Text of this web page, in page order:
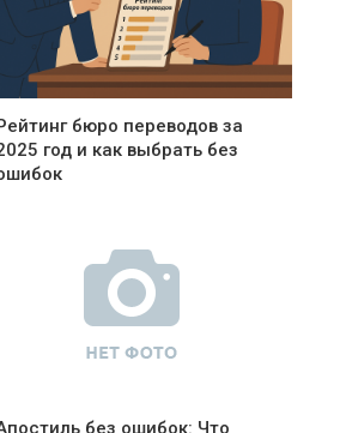
бюро переводов за
год и как выбрать без
без ошибок: Что